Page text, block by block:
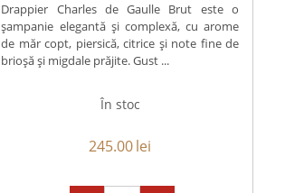
Drappier Charles de Gaulle Brut este o
șampanie elegantă și complexă, cu arome
de măr copt, piersică, citrice și note fine de
brioșă și migdale prăjite. Gust ...
În stoc
245.00lei